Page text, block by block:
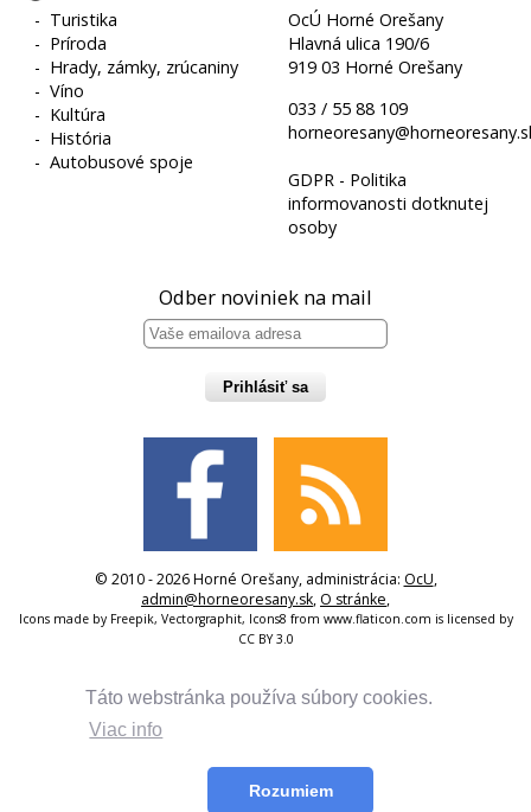
Táto webstránka používa súbory cookies.
Viac info
Rozumiem
- Turistika
- Príroda
- Hrady, zámky, zrúcaniny
-Víno
- Kultúra
- História
-Autobusové spoje
OcÚ Horné Orešany
Hlavná ulica 190/6
919 03 Horné Orešany
033 / 55 88 109
GDPR - Politika
informovanosti dotknutej
osoby
Odber noviniek na mail
Prihlásiť sa
© 2010 - 2026 Horné Orešany, administrácia: OcU,
admin@horneoresany.sk, O stránke,
Icons made by Freepik, Vectorgraphit, Icons8 from www.flaticon.com is licensed by
CC BY 3.0